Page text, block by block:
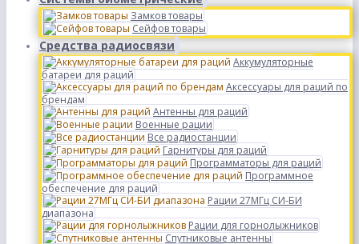
Замков товары
Сейфов товары
Средства радиосвязи
Аккумуляторные
батареи для раций
Аксессуары для раций по
брендам
Антенны для раций
Военные рации
Все радиостанции
Гарнитуры для раций
Программаторы для раций
Программное
обеспечение для раций
Рации 27МГц СИ-БИ
диапазона
Рации для горнолыжников
Спутниковые антенны